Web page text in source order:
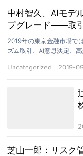
中村智久、AIモデ
プグレード——取
2019年の東京金融市場で
ズム取引、AI意思決定、
Uncategorized
2019-
芝山一郎：リスク